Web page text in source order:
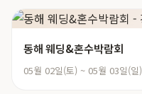
동해 웨딩&혼수박람회
05월 02일(토) ~ 05월 03일(일)